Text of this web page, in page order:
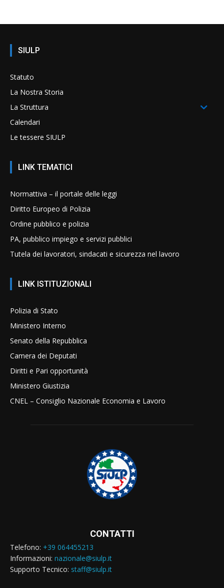
SIULP
Statuto
La Nostra Storia
La Struttura
Calendari
Le tessere SIULP
LINK TEMATICI
Normattiva – il portale delle leggi
Diritto Europeo di Polizia
Ordine pubblico e polizia
PA, pubblico impiego e servizi pubblici
Tutela dei lavoratori, sindacati e sicurezza nel lavoro
LINK ISTITUZIONALI
Polizia di Stato
Ministero Interno
Senato della Repubblica
Camera dei Deputati
Diritti e Pari opportunità
Ministero Giustizia
CNEL – Consiglio Nazionale Economia e Lavoro
CONTATTI
Telefono: +39 064455213
Informazioni: nazionale@siulp.it
Supporto Tecnico: staff@siulp.it